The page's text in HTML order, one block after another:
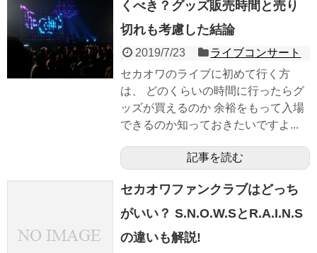
くべき？グッズ販売時間と売り
切れも考慮した結論
2019/7/23
ライブコンサート
セカオワのライブに初めて行く方
は、 どのくらいの時間に行ったらグ
ッズが買えるのか 余裕をもって入場
できるのか知っておきたいですよ...
記事を読む
セカオワファンクラブはどっち
がいい？ S.N.O.W.SとR.A.I.N.S
の違いも解説!